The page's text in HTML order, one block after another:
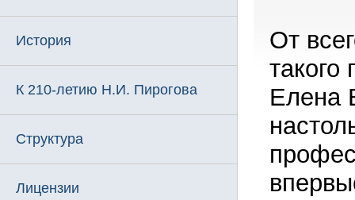
История
К 210-летию Н.И. Пирогова
Структура
Лицензии
От
такого
Елена